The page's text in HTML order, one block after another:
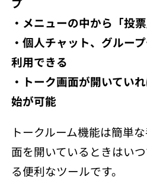
・メニューの中から「投
・個人チャット、グルー
利用できる
・トーク画面が開いてい
始が可能
トークルーム機能は簡単
面を開いているときはい
る便利なツールです。